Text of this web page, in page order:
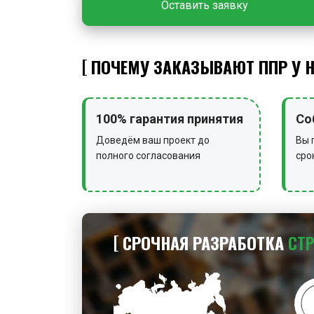
Оставить заявку
ПОЧЕМУ ЗАКАЗЫВАЮТ ППР У
100% гарантия принятия
Доведём ваш проект до
полного согласования
Вы
СРОЧНАЯ РАЗРАБОТКА